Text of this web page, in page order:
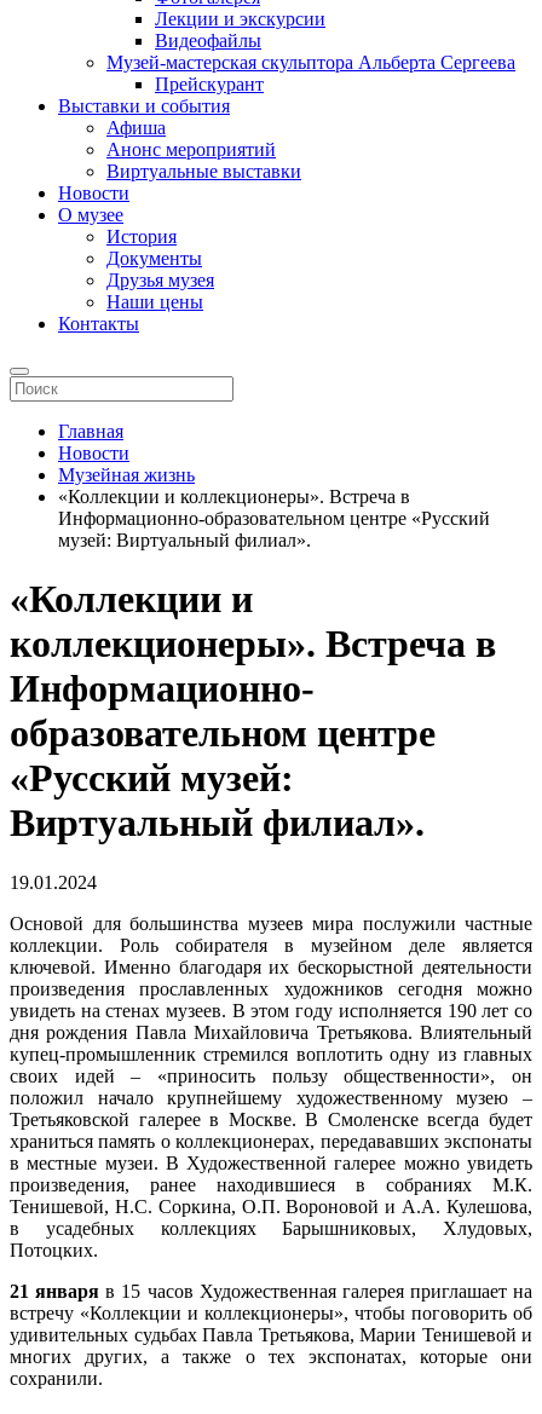
Лекции и экскурсии
Видеофайлы
Музей-мастерская скульптора Альберта Сергеева
Прейскурант
Выставки и события
Афиша
Анонс мероприятий
Виртуальные выставки
Новости
О музее
История
Документы
Друзья музея
Наши цены
Контакты
Главная
Новости
Музейная жизнь
«Коллекции и коллекционеры». Встреча в
Информационно-образовательном центре «Русский
музей: Виртуальный филиал».
«Коллекции и
коллекционеры». Встреча в
Информационно-
образовательном центре
«Русский музей:
Виртуальный филиал».
19.01.2024
Основой для большинства музеев мира послужили частные
коллекции. Роль собирателя в музейном деле является
ключевой. Именно благодаря их бескорыстной деятельности
произведения прославленных художников сегодня можно
увидеть на стенах музеев. В этом году исполняется 190 лет со
дня рождения Павла Михайловича Третьякова. Влиятельный
купец-промышленник стремился воплотить одну из главных
своих идей – «приносить пользу общественности», он
положил начало крупнейшему художественному музею –
Третьяковской галерее в Москве. В Смоленске всегда будет
храниться память о коллекционерах, передававших экспонаты
в местные музеи. В Художественной галерее можно увидеть
произведения, ранее находившиеся в собраниях М.К.
Тенишевой, Н.С. Соркина, О.П. Вороновой и А.А. Кулешова,
в усадебных коллекциях Барышниковых, Хлудовых,
Потоцких.
21 января в 15 часов Художественная галерея приглашает на
встречу «Коллекции и коллекционеры», чтобы поговорить об
удивительных судьбах Павла Третьякова, Марии Тенишевой и
многих других, а также о тех экспонатах, которые они
сохранили.